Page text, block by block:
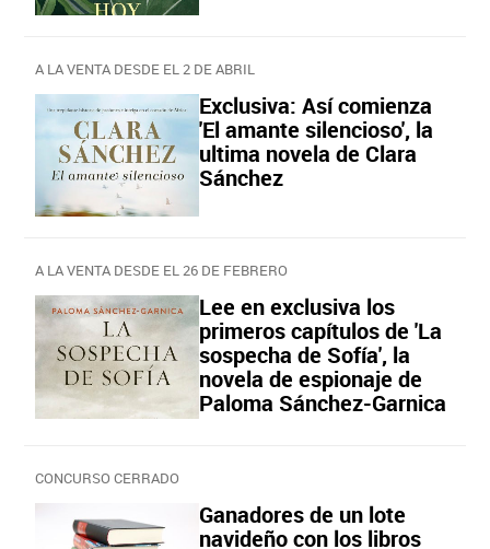
A LA VENTA DESDE EL 2 DE ABRIL
Exclusiva: Así comienza
'El amante silencioso', la
ultima novela de Clara
Sánchez
A LA VENTA DESDE EL 26 DE FEBRERO
Lee en exclusiva los
primeros capítulos de 'La
sospecha de Sofía', la
novela de espionaje de
Paloma Sánchez-Garnica
CONCURSO CERRADO
Ganadores de un lote
navideño con los libros